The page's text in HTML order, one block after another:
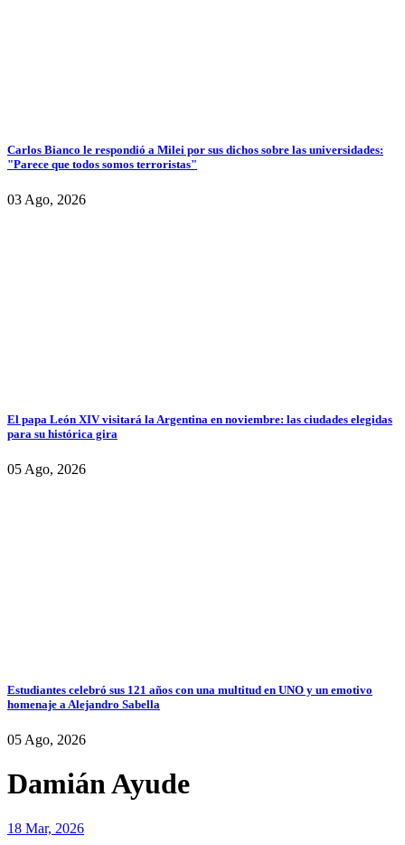
Carlos Bianco le respondió a Milei por sus dichos sobre las universidades:
"Parece que todos somos terroristas"
03 Ago, 2026
El papa León XIV visitará la Argentina en noviembre: las ciudades elegidas
para su histórica gira
05 Ago, 2026
Estudiantes celebró sus 121 años con una multitud en UNO y un emotivo
homenaje a Alejandro Sabella
05 Ago, 2026
Damián Ayude
18 Mar, 2026